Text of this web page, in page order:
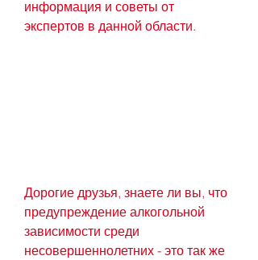
информация и советы от
экспертов в данной области.
Дорогие друзья, знаете ли вы, что
предупреждение алкогольной
зависимости среди
несовершеннолетних - это так же